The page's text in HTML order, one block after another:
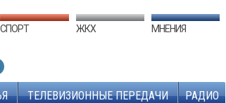
СПОРТ ЖКХ МНЕНИЯ
ТЕЛЕВИЗИОННЫЕ ПЕРЕДАЧИ РАДИО